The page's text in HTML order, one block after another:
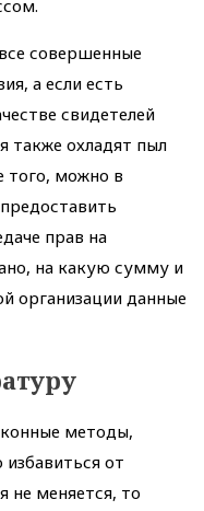
совершенные
а если есть
свидетелей
также охладят пыл
того, можно в
прав на
на какую сумму и
организации данные
методы,
от
не меняется, то